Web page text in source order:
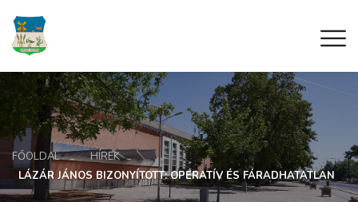
FŐOLDAL
HÍREK
LÁZÁR JÁNOS BIZONYÍTOTT: OPERATÍV ÉS FÁRADHATATLAN